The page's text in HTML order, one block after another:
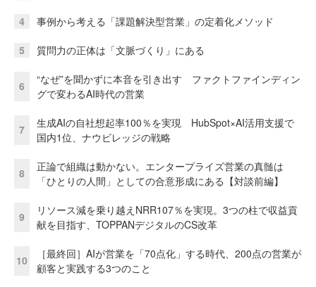
4 事例から考える「課題解決型営業」の定着化メソッド
5 質問力の正体は「文脈づくり」にある
6
“なぜ”を聞かずに本音を引き出す ファクトファインディン
グで変わるAI時代の営業
7
生成AIの自社想起率100％を実現 HubSpot×AI活用支援で
国内1位、ナウビレッジの戦略
8
正論で組織は動かない。エンタープライズ営業の真髄は
「ひとりの人間」としての合意形成にある【対談前編】
9
リソース減を乗り越えNRR107％を実現。3つの柱で収益貢
献を目指す、TOPPANデジタルのCS改革
10
［最終回］AIが営業を「70点化」する時代、200点の営業が
顧客と実践する3つのこと